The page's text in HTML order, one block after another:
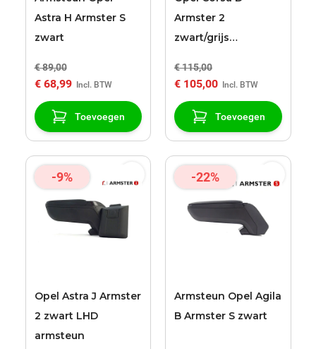
Astra H Armster S
zwart
€ 89,00
€ 68,99
Toevoegen
Armster 2
zwart/grijs
€ 115,00
€ 105,00
Toevoegen
-9%
Opel Astra J Armster
2 zwart LHD
armsteun
-22%
Armsteun Opel Agila
B Armster S zwart